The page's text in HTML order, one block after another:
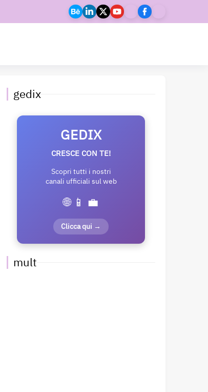
gedix
GEDIX
CRESCE CON TE!
Scopri tutti i nostri
canali ufficiali sul web
🌐 📱 💼
Clicca qui →
mult